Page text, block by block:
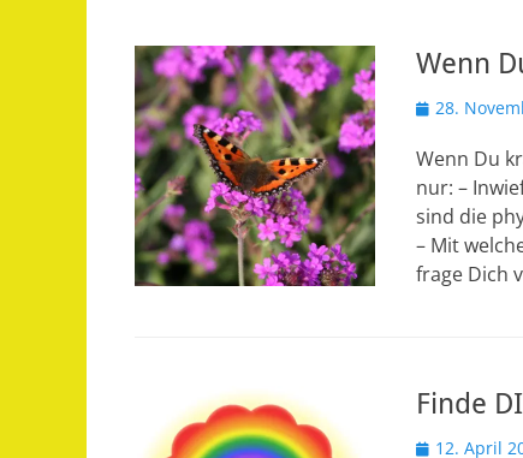
Wenn
Veröffentlicht
28.
Wenn Du
nur: –
sind die
– Mit
frage Dich
Finde
Veröffentlicht
12. April